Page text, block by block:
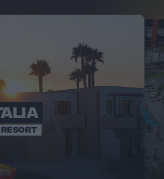
RESORT
RADIO ITALIA
BRAVO BAIA DI TINDARI 2026